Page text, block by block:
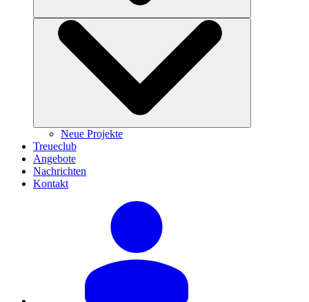
Neue Projekte
Treueclub
Angebote
Nachrichten
Kontakt